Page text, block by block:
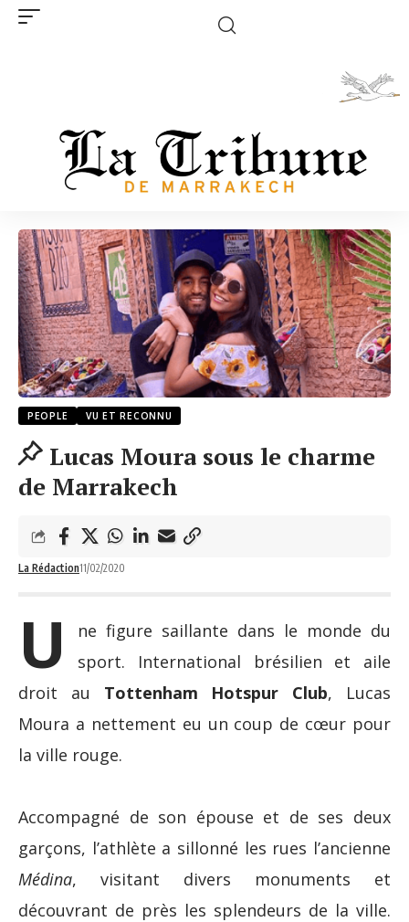
PEOPLE VU ET RECONNU
Lucas Moura sous le charme
de Marrakech
La Rédaction11/02/2020
U
ne figure saillante dans le monde du
sport. International brésilien et aile
droit au Tottenham Hotspur Club, Lucas
Moura a nettement eu un coup de cœur pour
la ville rouge.
Accompagné de son épouse et de ses deux
garçons, l’athlète a sillonné les rues l’ancienne
Médina, visitant divers monuments et
découvrant de près les splendeurs de la ville.